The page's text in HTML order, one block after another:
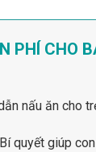
PHÍ CHO
nấu ăn cho
quyết giúp